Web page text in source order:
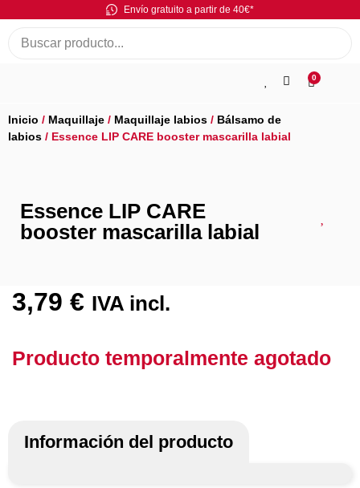
Envío gratuito a partir de 40€*
0
Inicio / Maquillaje / Maquillaje labios / Bálsamo de
labios / Essence LIP CARE booster mascarilla labial
Essence LIP CARE
booster mascarilla labial
3,79 € IVA incl.
Producto temporalmente agotado
Información del producto